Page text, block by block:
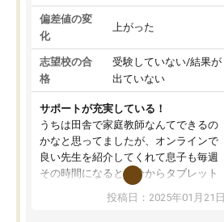
偏差値の変
化
上がった
志望校の合
格
受験していない/結果が
出ていない
サポートが充実している！
うちは田舎で家庭教師なんてできるの
かなと思ってましたが、オンラインで
良い先生を紹介してくれて息子も毎週
その時間になると自分からタブレット
を開いてzoomを繋げるようになりまし
た！5科目なんでもOKなのもとても気
投稿日：2025年01月21日